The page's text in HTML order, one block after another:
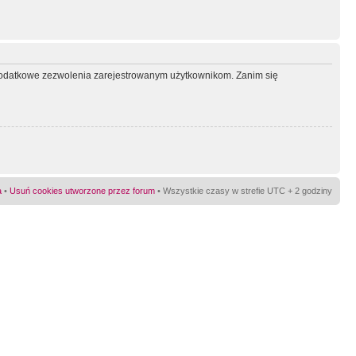
zezwolenia zarejestrowanym użytkownikom. Zanim się
• Usuń cookies utworzone przez forum • Wszystkie czasy w strefie UTC + 2 godziny